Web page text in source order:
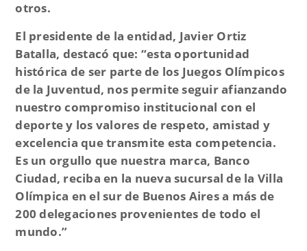
otros.
El presidente de la entidad, Javier Ortiz
Batalla, destacó que: “esta oportunidad
histórica de ser parte de los Juegos Olímpicos
de la Juventud, nos permite seguir afianzando
nuestro compromiso institucional con el
deporte y los valores de respeto, amistad y
excelencia que transmite esta competencia.
Es un orgullo que nuestra marca, Banco
Ciudad, reciba en la nueva sucursal de la Villa
Olímpica en el sur de Buenos Aires a más de
200 delegaciones provenientes de todo el
mundo.”